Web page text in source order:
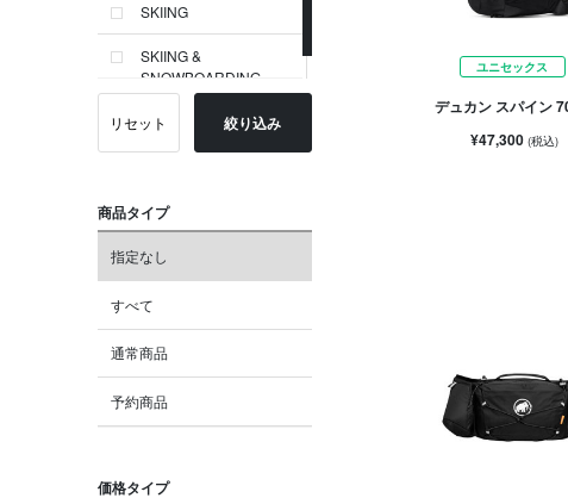
SKIING
SKIING &
SNOWBOARDING
リセット 絞り込み
商品タイプ
指定なし
すべて
通常商品
予約商品
価格タイプ
ユニセックス
デュカン スパイン
¥47,300 (税込)